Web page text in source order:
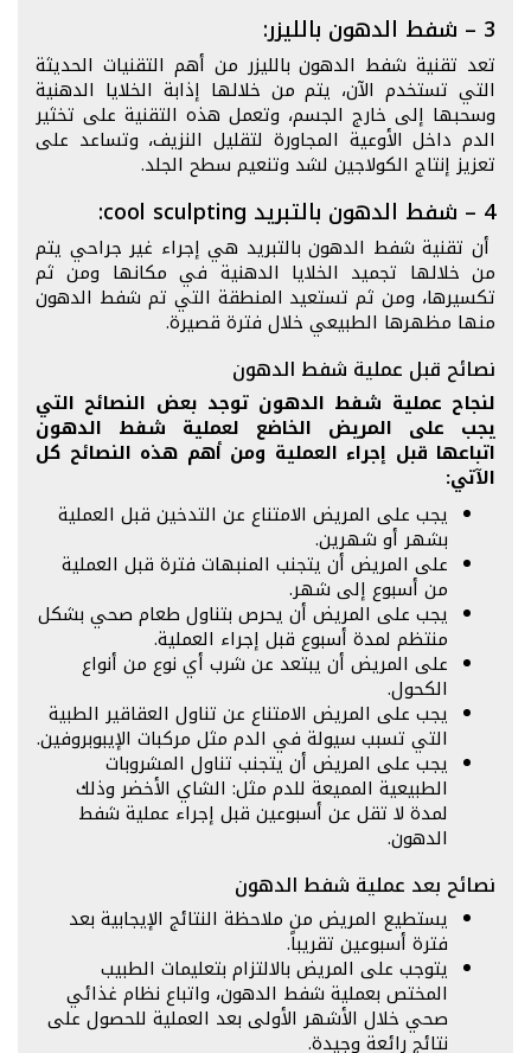
3 – شفط الدهون بالليزر:
تعد تقنية شفط الدهون بالليزر من أهم التقنيات الحديثة
التي تستخدم الآن، يتم من خلالها إذابة الخلايا الدهنية
وسحبها إلى خارج الجسم، وتعمل هذه التقنية على تخثير
الدم داخل الأوعية المجاورة لتقليل النزيف، وتساعد على
تعزيز إنتاج الكولاجين لشد وتنعيم سطح الجلد.
4 – شفط الدهون بالتبريد cool sculpting:
أن تقنية شفط الدهون بالتبريد هي إجراء غير جراحي يتم
من خلالها تجميد الخلايا الدهنية في مكانها ومن ثم
تكسيرها، ومن ثم تستعيد المنطقة التي تم شفط الدهون
منها مظهرها الطبيعي خلال فترة قصيرة.
نصائح قبل عملية شفط الدهون
لنجاح عملية شفط الدهون توجد بعض النصائح التي
يجب على المريض الخاضع لعملية شفط الدهون
اتباعها قبل إجراء العملية ومن أهم هذه النصائح كل
الآتي:
يجب على المريض الامتناع عن التدخين قبل العملية
بشهر أو شهرين.
على المريض أن يتجنب المنبهات فترة قبل العملية
من أسبوع إلى شهر.
يجب على المريض أن يحرص بتناول طعام صحي بشكل
منتظم لمدة أسبوع قبل إجراء العملية.
على المريض أن يبتعد عن شرب أي نوع من أنواع
الكحول.
يجب على المريض الامتناع عن تناول العقاقير الطبية
التي تسبب سيولة في الدم مثل مركبات الإيبوبروفين.
يجب على المريض أن يتجنب تناول المشروبات
الطبيعية المميعة للدم مثل: الشاي الأخضر وذلك
لمدة لا تقل عن أسبوعين قبل إجراء عملية شفط
الدهون.
نصائح بعد عملية شفط الدهون
يستطيع المريض من ملاحظة النتائج الإيجابية بعد
فترة أسبوعين تقريباً.
يتوجب على المريض بالالتزام بتعليمات الطبيب
المختص بعملية شفط الدهون، واتباع نظام غذائي
صحي خلال الأشهر الأولى بعد العملية للحصول على
نتائج رائعة وجيدة.